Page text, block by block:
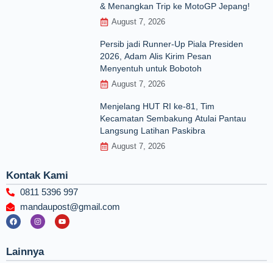
& Menangkan Trip ke MotoGP Jepang!
August 7, 2026
Persib jadi Runner-Up Piala Presiden
2026, Adam Alis Kirim Pesan
Menyentuh untuk Bobotoh
August 7, 2026
Menjelang HUT RI ke‑81, Tim
Kecamatan Sembakung Atulai Pantau
Langsung Latihan Paskibra
August 7, 2026
Lainnya
Kontak Kami
0811 5396 997
mandaupost@gmail.com
F
a
c
o
o
I
n
s
g
r
Y
o
u
e